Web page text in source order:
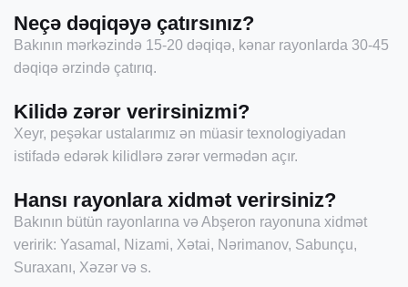
Neçə dəqiqəyə çatırsınız?
Bakının mərkəzində 15-20 dəqiqə, kənar rayonlarda 30-45
dəqiqə ərzində çatırıq.
Kilidə zərər verirsinizmi?
Xeyr, peşəkar ustalarımız ən müasir texnologiyadan
istifadə edərək kilidlərə zərər vermədən açır.
Hansı rayonlara xidmət verirsiniz?
Bakının bütün rayonlarına və Abşeron rayonuna xidmət
veririk: Yasamal, Nizami, Xətai, Nərimanov, Sabunçu,
Suraxanı, Xəzər və s.